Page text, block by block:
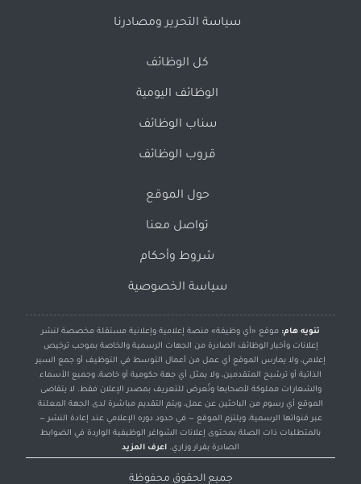
سياسة التحرير ومصادرنا
كل الوظائف
الوظائف اليومية
سناب الوظائف
قروب الوظائف
حول الموقع
تواصل معنا
شروط وأحكام
سياسة الخصوصية
تنويه هام: موقع «أي وظيفة» منصة إعلامية وإعلانية مستقلة مخصصة لنشر
إعلانات وأخبار الوظائف الصادرة من الجهات الرسمية والخاصة بموجب ترخيص
إعلامي، ولا يمارس الموقع أي عمل من أعمال التوسط في التوظيف أو جمع السير
الذاتية أو ترشيح المتقدمين، ولا يمثل أي جهة حكومية أو خاصة، وجميع الأسماء
والشعارات مملوكة لأصحابها وتُعرض للتعريف بمصدر الإعلان فقط. لا يتقاضى
الموقع أي رسوم من الباحثين عن عمل، ويتم التقديم مباشرة لدى الجهة المعلنة
عبر قنواتها الرسمية، ويلتزم الموقع — في حدود دوره الإعلامي عند إعادة النشر —
بالمتطلبات ذات الصلة بمحتوى إعلانات الشواغر الوظيفية الواردة في الضوابط
الصادرة بقرار وزاري. اعرف المزيد
جميع الحقوق محفوظة